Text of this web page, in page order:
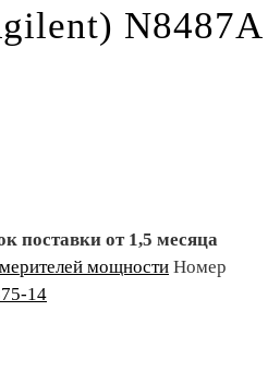
N8487A
поставки от 1,5 месяца
мощности Номер
14